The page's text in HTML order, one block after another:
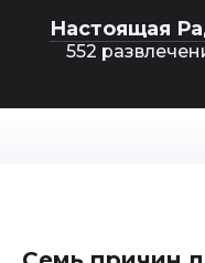
Настоящая
552